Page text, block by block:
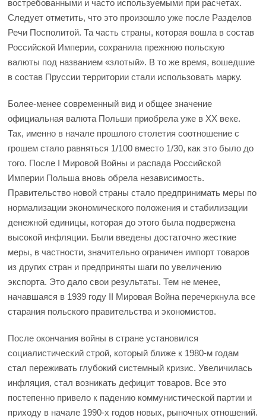
востребованными и часто используемыми при расчетах.
Следует отметить, что это произошло уже после Разделов
Речи Посполитой. Та часть страны, которая вошла в состав
Российской Империи, сохранила прежнюю польскую
валюты под названием «злотый». В то же время, вошедшие
в состав Пруссии территории стали использовать марку.
Более-менее современный вид и общее значение
официальная валюта Польши приобрела уже в XX веке.
Так, именно в начале прошлого столетия соотношение с
грошем стало равняться 1/100 вместо 1/30, как это было до
того. После I Мировой Войны и распада Российской
Империи Польша вновь обрела независимость.
Правительство новой страны стало предпринимать меры по
нормализации экономического положения и стабилизации
денежной единицы, которая до этого была подвержена
высокой инфляции. Были введены достаточно жесткие
меры, в частности, значительно ограничен импорт товаров
из других стран и предприняты шаги по увеличению
экспорта. Это дало свои результаты. Тем не менее,
начавшаяся в 1939 году II Мировая Война перечеркнула все
старания польского правительства и экономистов.
После окончания войны в стране установился
социалистический строй, который ближе к 1980-м годам
стал переживать глубокий системный кризис. Увеличилась
инфляция, стал возникать дефицит товаров. Все это
постепенно привело к падению коммунистической партии и
приходу в начале 1990-х годов новых, рыночных отношений.